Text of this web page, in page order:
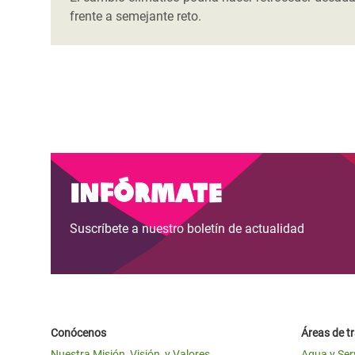
frente a semejante reto.
Infórmate
Suscríbete a nuestro boletín de actualidad
Conócenos
Áreas de